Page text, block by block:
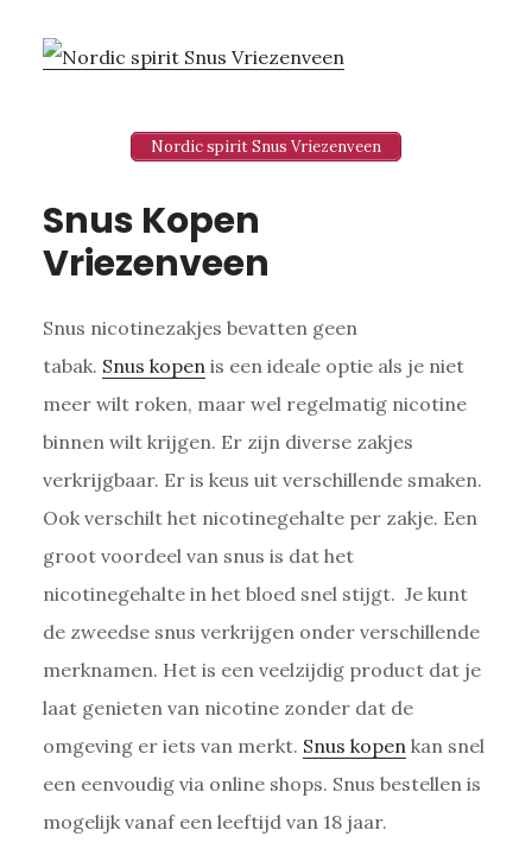
Nordic spirit Snus Vriezenveen
Snus Kopen
Vriezenveen
Snus nicotinezakjes bevatten geen
tabak. Snus kopen is een ideale optie als je niet
meer wilt roken, maar wel regelmatig nicotine
binnen wilt krijgen. Er zijn diverse zakjes
verkrijgbaar. Er is keus uit verschillende smaken.
Ook verschilt het nicotinegehalte per zakje. Een
groot voordeel van snus is dat het
nicotinegehalte in het bloed snel stijgt. Je kunt
de zweedse snus verkrijgen onder verschillende
merknamen. Het is een veelzijdig product dat je
laat genieten van nicotine zonder dat de
omgeving er iets van merkt. Snus kopen kan snel
een eenvoudig via online shops. Snus bestellen is
mogelijk vanaf een leeftijd van 18 jaar.